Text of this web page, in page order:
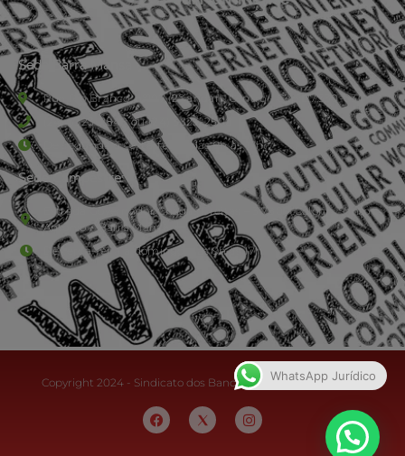
Sede Barra Mansa
Rua Rio Branco, nº107 (2º andar), Centro - Cep: 27.330-030
(24) 3323-2848 ou (24) 3323-2500
De segunda à sexta-feira , das 9h às 17h.
Sede Campestre:
Estrada Governador Chagas Freitas – 3.780 – Colônia Santo
Antônio – Barra Mansa
De terça-feira a domingo, das 9h às 17h
Copyright 2024 - Sindicato dos Bancários do Sul Fluminense
WhatsApp Jurídico